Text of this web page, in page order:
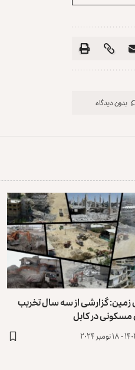
بدون دیدگاه
گزارشی از سه سال تخریب
در کابل